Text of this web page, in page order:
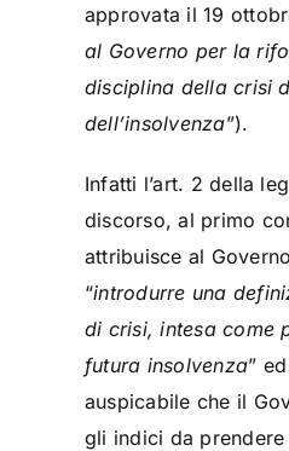
approvata il 19
al Governo per la
disciplina della crisi
dell’insolvenza”).
Infatti l’art. 2 della
discorso, al primo
attribuisce al
“introdurre una
di crisi, intesa come
futura insolvenza”
auspicabile che il
gli indici da